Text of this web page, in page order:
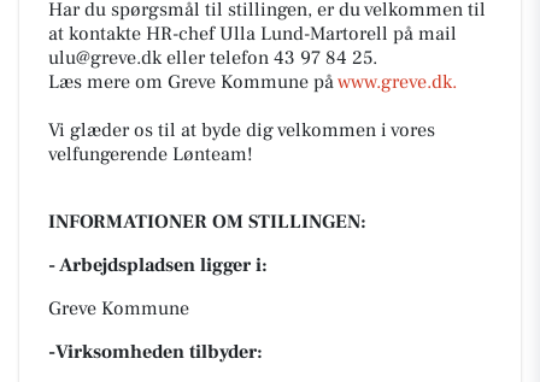
Har du spørgsmål til stillingen, er du velkommen til
at kontakte HR-chef Ulla Lund-Martorell på mail
ulu@greve.dk eller telefon 43 97 84 25.
Læs mere om Greve Kommune påwww.greve.dk.
Vi glæder os til at byde dig velkommen i vores
velfungerende Lønteam!
INFORMATIONER OM STILLINGEN:
- Arbejdspladsen ligger i:
Greve Kommune
-Virksomheden tilbyder: